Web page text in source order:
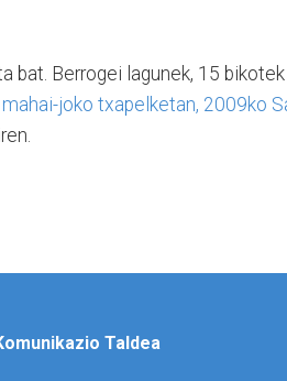
bat. Berrogei lagunek, 15 bikotek
joko txapelketan, 2009ko
Taldea